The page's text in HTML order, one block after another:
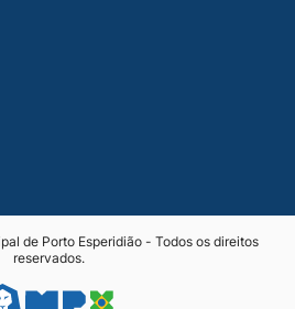
de Porto Esperidião - Todos os direitos
reservados.